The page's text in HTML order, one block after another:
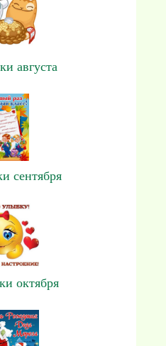
августа
сентября
октября